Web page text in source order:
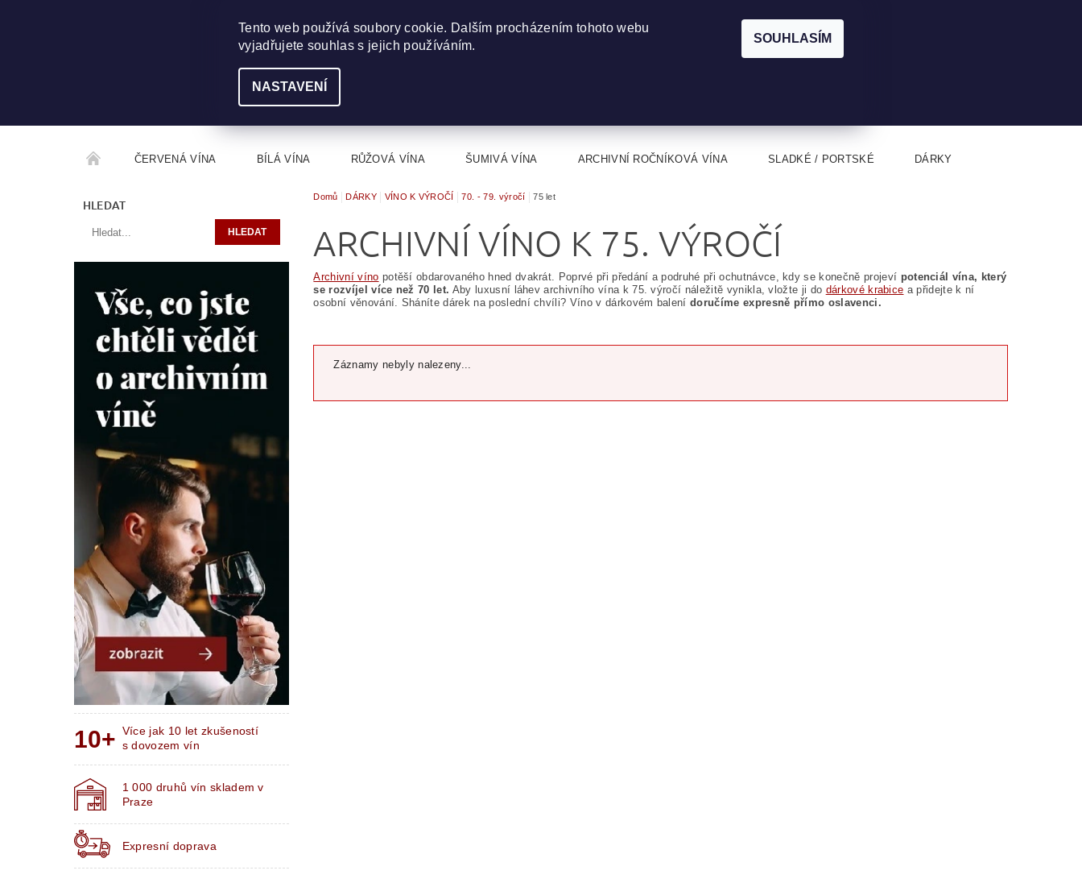
ČERVENÁ VÍNA BÍLÁ VÍNA RŮŽOVÁ VÍNA ŠUMIVÁ VÍNA ARCHIVNÍ ROČNÍKOVÁ VÍNA SLADKÉ / PORTSKÉ DÁRKY
ROČNÍKOVÝ ALKOHOL ROZCESTNÍK VÍN
HLEDAT
Více jak 10 let zkušeností
s dovozem vín
1 000 druhů vín skladem v
Praze
Expresní doprava
Domů DÁRKY VÍNO K VÝROČÍ 70. - 79. výročí 75 let
ARCHIVNÍ VÍNO K 75. VÝROČÍ
Archivní víno potěší obdarovaného hned dvakrát. Poprvé při předání a podruhé při ochutnávce, kdy se konečně projeví potenciál vína, který
se rozvíjel více než 70 let. Aby luxusní láhev archivního vína k 75. výročí náležitě vynikla, vložte ji do dárkové krabice a přidejte k ní
osobní věnování. Sháníte dárek na poslední chvíli? Víno v dárkovém balenídoručíme expresně přímo oslavenci.
Záznamy nebyly nalezeny...
Tento web používá soubory cookie. Dalším procházením tohoto webu
vyjadřujete souhlas s jejich používáním.
NASTAVENÍ
SOUHLASÍM